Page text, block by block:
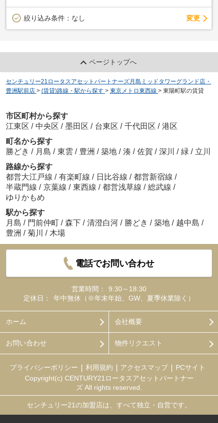
絞り込み条件： なし 変更
ページトップへ
センチュリー21ロータスアセットパートナーズ月島ミッドタワーグランド店・
豊洲駅前店 > (賃貸)路線・駅から探す > 東京メトロ東西線 > 東陽町駅の賃貸
市区町村から探す
江東区 / 中央区 / 墨田区 / 台東区 / 千代田区 / 港区
町名から探す
勝どき / 月島 / 東雲 / 豊洲 / 築地 / 湊 / 佐賀 / 深川 / 緑 / 立川
路線から探す
都営大江戸線 / 有楽町線 / 日比谷線 / 都営新宿線 /
半蔵門線 / 京葉線 / 東西線 / 都営浅草線 / 総武線 /
ゆりかもめ
駅から探す
月島 / 門前仲町 / 森下 / 清澄白河 / 勝どき / 築地 / 越中島 /
豊洲 / 菊川 / 木場
電話でお問い合わせ
営業時間：
9:30～18:30
定休日：
年中無休（※年末年始、GW、夏季休業除く）
ホーム 会社概要
お問い合わせ 物件リクエスト
プライバシーポリシー 利用規約 アクセスマップ
PCサイト
Copyright(c) CENTURY21ロータスアセットパートナー
ズ All rights reserved.
センチュリー21の加盟店は、すべて独立・自営です。